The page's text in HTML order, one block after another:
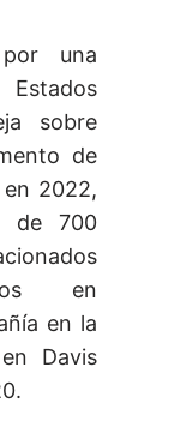
una
Estados
sobre
de
2022,
de 700
en
en la
Davis